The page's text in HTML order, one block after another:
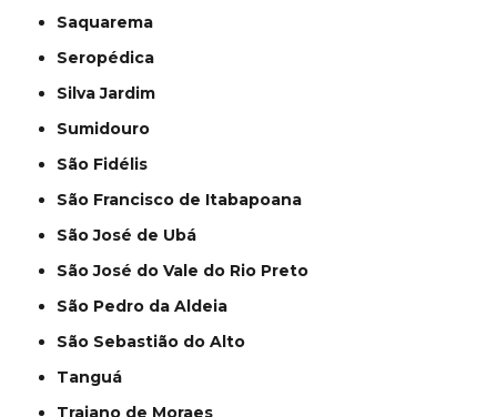
Saquarema
Seropédica
Silva Jardim
Sumidouro
São Fidélis
São Francisco de Itabapoana
São José de Ubá
São José do Vale do Rio Preto
São Pedro da Aldeia
São Sebastião do Alto
Tanguá
Trajano de Moraes